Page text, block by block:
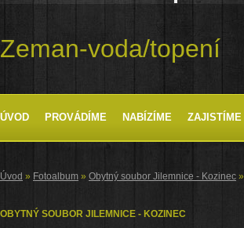
Zeman-voda/topení
ÚVOD PROVÁDÍME NABÍZÍME ZAJISTÍME
Úvod » Fotoalbum » Obytný soubor Jilemnice - Kozinec »
OBYTNÝ SOUBOR JILEMNICE - KOZINEC